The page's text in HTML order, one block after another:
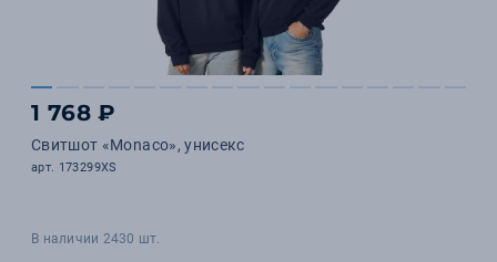
1 768 ₽
Свитшот «Monaco», унисекс
арт. 173299XS
В наличии 2430 шт.